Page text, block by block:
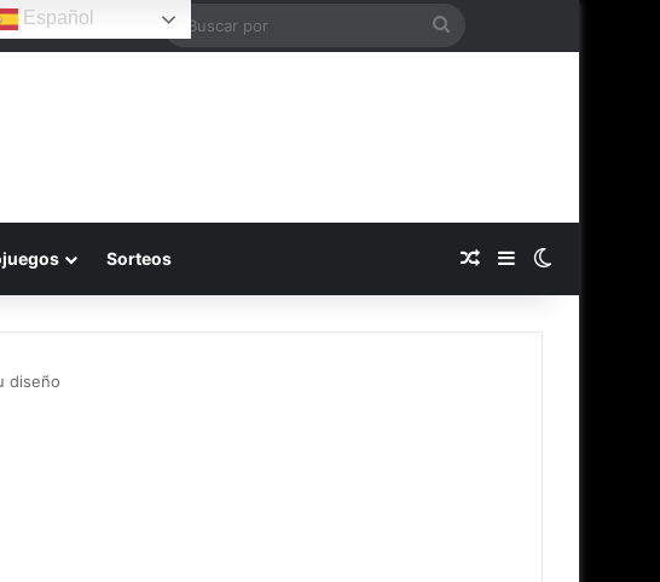
Español
Buscar
Sorteos Publicación al azar
Barra lateral
diseño